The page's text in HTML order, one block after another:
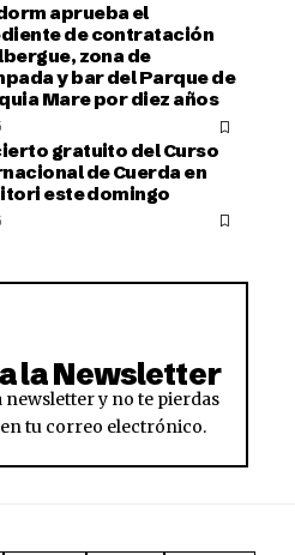
aprueba el
de contratación
zona de
y bar del Parque de
Mare por diez años
gratuito del Curso
de Cuerda en
este domingo
la Newsletter
newsletter y no te pierdas
tu correo electrónico.